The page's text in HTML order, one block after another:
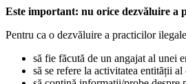
Este important: nu orice dezvăluire a
Pentru ca o dezvăluire a practicilor
să fie făcută de un angajat al unei
să se refere la activitatea entității al